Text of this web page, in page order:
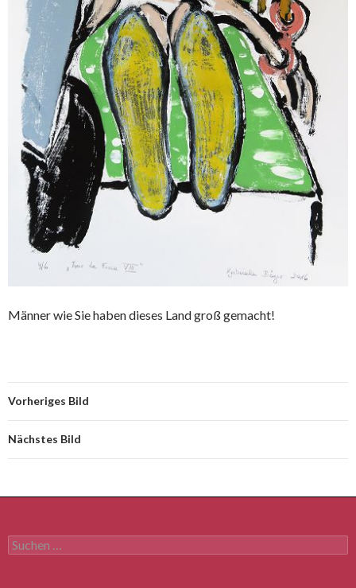
Männer wie Sie haben dieses Land groß gemacht!
Vorheriges Bild
Nächstes Bild
Suchen
nach: